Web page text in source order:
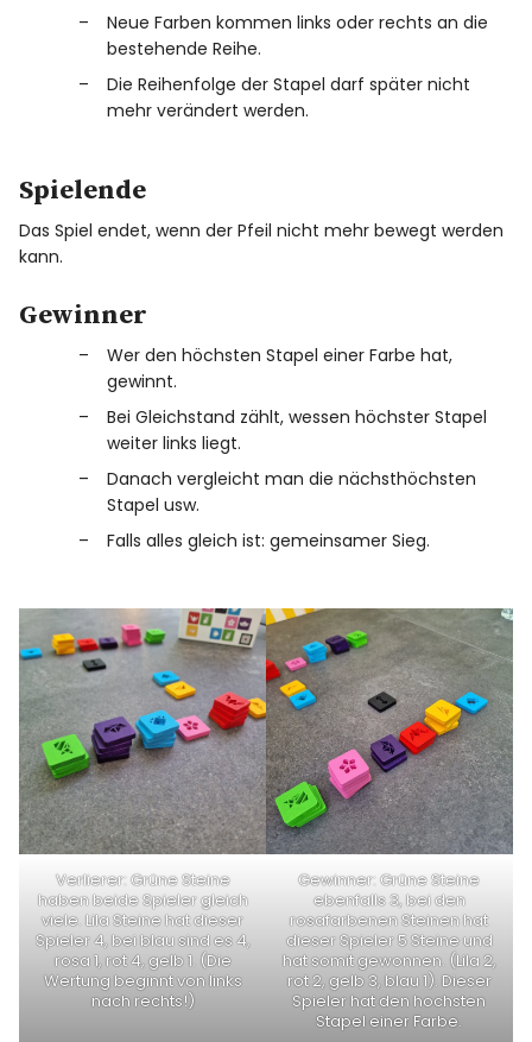
Neue Farben kommen links oder rechts an die
bestehende Reihe.
Die Reihenfolge der Stapel darf später nicht
mehr verändert werden.
Spielende
Das Spiel endet, wenn der Pfeil nicht mehr bewegt werden
kann.
Gewinner
Wer den höchsten Stapel einer Farbe hat,
gewinnt.
Bei Gleichstand zählt, wessen höchster Stapel
weiter links liegt.
Danach vergleicht man die nächsthöchsten
Stapel usw.
Falls alles gleich ist: gemeinsamer Sieg.
Verlierer: Grüne Steine
haben beide Spieler gleich
viele. Lila Steine hat dieser
Spieler 4, bei blau sind es 4,
rosa 1, rot 4, gelb 1. (Die
Wertung beginnt von links
nach rechts!)
Gewinner: Grüne Steine
ebenfalls 3, bei den
rosafarbenen Steinen hat
dieser Spieler 5 Steine und
hat somit gewonnen. (Lila 2,
rot 2, gelb 3, blau 1). Dieser
Spieler hat den hochsten
Stapel einer Farbe.